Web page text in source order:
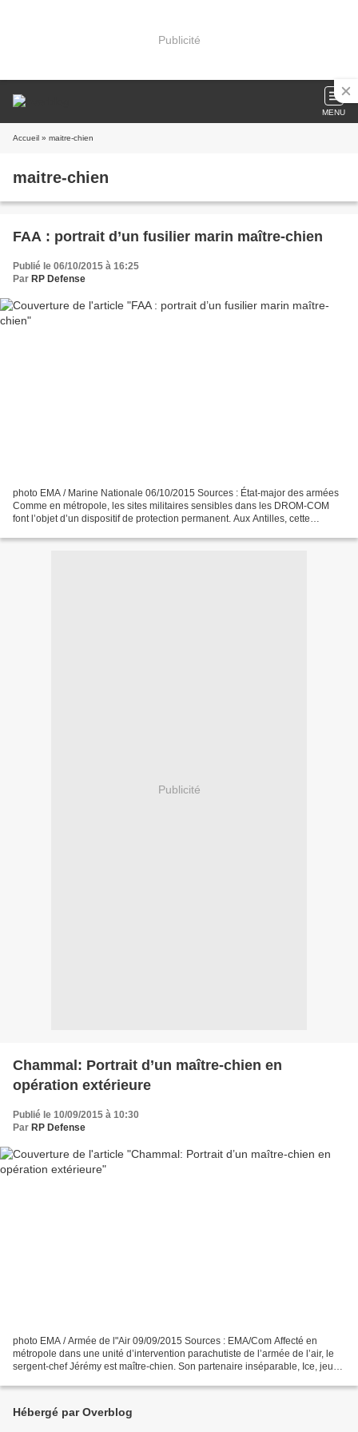
Publicité
MENU
Accueil » maitre-chien
maitre-chien
FAA : portrait d’un fusilier marin maître-chien
Publié le 06/10/2015 à 16:25
Par RP Defense
photo EMA / Marine Nationale 06/10/2015 Sources : État-major des armées
Comme en métropole, les sites militaires sensibles dans les DROM-COM
font l’objet d’un dispositif de protection permanent. Aux Antilles, cette
Publicité
Chammal: Portrait d’un maître-chien en
opération extérieure
Publié le 10/09/2015 à 10:30
Par RP Defense
photo EMA / Armée de l"Air 09/09/2015 Sources : EMA/Com Affecté en
métropole dans une unité d’intervention parachutiste de l’armée de l’air, le
sergent-chef Jérémy est maître-chien. Son partenaire inséparable, Ice, jeune
Hébergé par Overblog